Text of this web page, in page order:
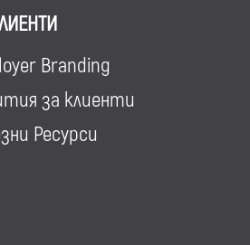
Branding
за клиенти
Ресурси